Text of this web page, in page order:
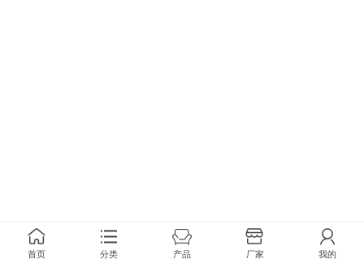
首页 分类 产品 厂家 我的